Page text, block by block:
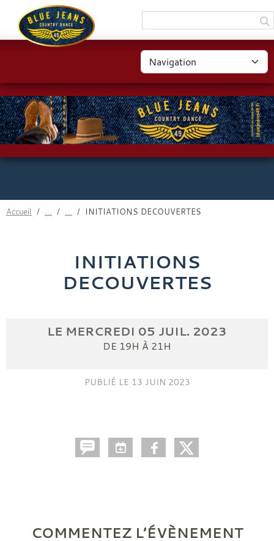
Accueil INITIATIONS DECOUVERTES
INITIATIONS
DECOUVERTES
LE MERCREDI 05 JUIL. 2023
DE 19H À 21H
PUBLIÉ LE 13 JUIN 2023
COMMENTEZ L’ÉVÈNEMENT
Panneau de gestion des cookies